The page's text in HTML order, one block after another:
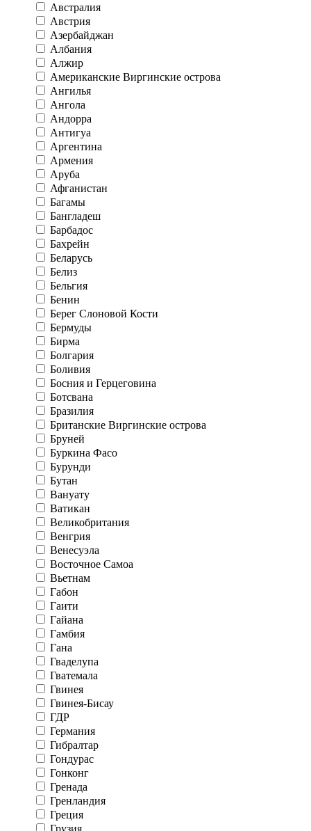
Австралия
Австрия
Азербайджан
Албания
Алжир
Американские Виргинские острова
Ангилья
Ангола
Андорра
Антигуа
Аргентина
Армения
Аруба
Афганистан
Багамы
Бангладеш
Барбадос
Бахрейн
Беларусь
Белиз
Бельгия
Бенин
Берег Слоновой Кости
Бермуды
Бирма
Болгария
Боливия
Босния и Герцеговина
Ботсвана
Бразилия
Британские Виргинские острова
Бруней
Буркина Фасо
Бурунди
Бутан
Вануату
Ватикан
Великобритания
Венгрия
Венесуэла
Восточное Самоа
Вьетнам
Габон
Гаити
Гайана
Гамбия
Гана
Гваделупа
Гватемала
Гвинея
Гвинея-Бисау
ГДР
Германия
Гибралтар
Гондурас
Гонконг
Гренада
Гренландия
Греция
Грузия